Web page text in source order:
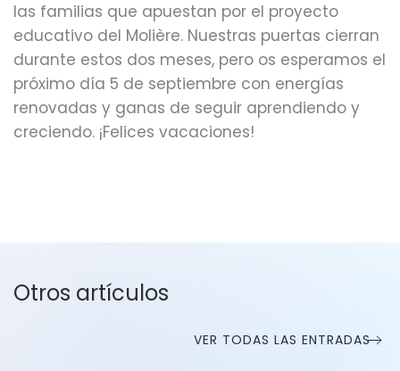
las familias que apuestan por el proyecto
educativo del Molière. Nuestras puertas cierran
durante estos dos meses, pero os esperamos el
próximo día 5 de septiembre con energías
renovadas y ganas de seguir aprendiendo y
creciendo. ¡Felices vacaciones!
Otros artículos
VER TODAS LAS ENTRADAS